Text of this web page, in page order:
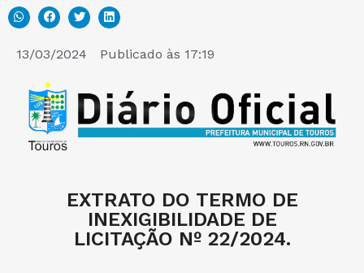
13/03/2024 Publicado às 17:19
EXTRATO DO TERMO DE
INEXIGIBILIDADE DE
LICITAÇÃO Nº 22/2024.
E-SIC
PERGUNTAS FREQUENTES